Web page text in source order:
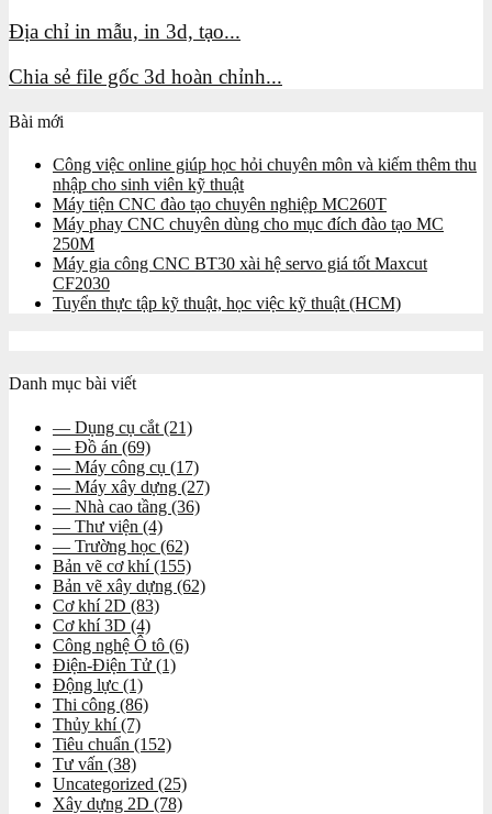
Địa chỉ in mẫu, in 3d, tạo...
Chia sẻ file gốc 3d hoàn chỉnh...
Bài mới
Công việc online giúp học hỏi chuyên môn và kiếm thêm thu
nhập cho sinh viên kỹ thuật
Máy tiện CNC đào tạo chuyên nghiệp MC260T
Máy phay CNC chuyên dùng cho mục đích đào tạo MC
250M
Máy gia công CNC BT30 xài hệ servo giá tốt Maxcut
CF2030
Tuyển thực tập kỹ thuật, học việc kỹ thuật (HCM)
Danh mục bài viết
— Dụng cụ cắt (21)
— Đồ án (69)
— Máy công cụ (17)
— Máy xây dựng (27)
— Nhà cao tầng (36)
— Thư viện (4)
— Trường học (62)
Bản vẽ cơ khí(155)
Bản vẽ xây dựng (62)
Cơ khí 2D (83)
Cơ khí 3D (4)
Công nghệ Ô tô (6)
Điện-Điện Tử (1)
Động lực (1)
Thi công (86)
Thủy khí(7)
Tiêu chuẩn (152)
Tư vấn (38)
Uncategorized (25)
Xây dựng 2D (78)